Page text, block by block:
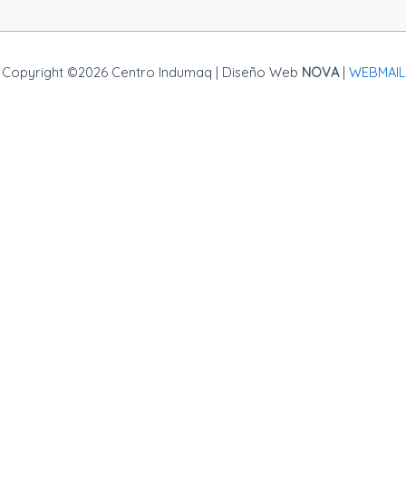
Copyright ©2026 Centro Indumaq | Diseño Web NOVA | WEBMAIL